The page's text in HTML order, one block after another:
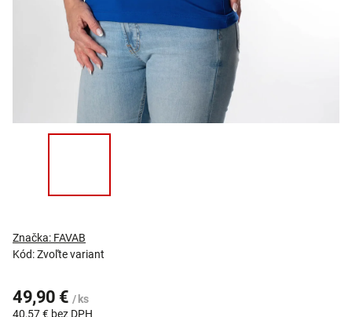
Kód:Zvoľte variant
Značka: FAVAB
49,90 € / ks
40,57 € bez DPH